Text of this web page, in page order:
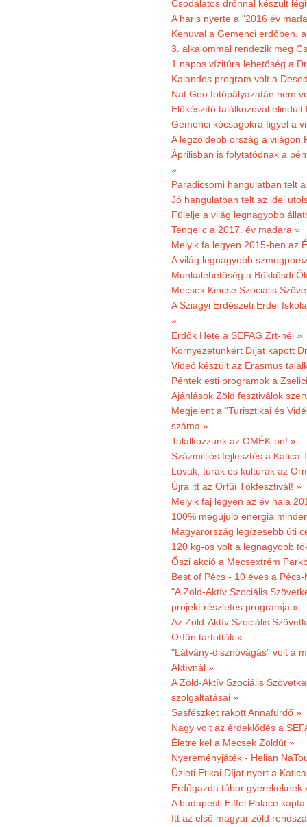
Csodálatos drónnal készült
A haris nyerte a "2016 év
Kenuval a Gemenci erdőben,
3. alkalommal rendezik meg
1 napos vízitúra lehetőség a
Kalandos program volt a
Nat Geo fotópályazatán nem
Előkészítő találkozóval
Gemenci kócsagokra figyel a
A legzöldebb ország a világon
Áprilisban is folytatódnak a
»
Paradicsomi hangulatban telt
Jó hangulatban telt az idei
Fülelje a világ legnagyobb
Tengelic a 2017. év madara »
Melyik fa legyen 2015-ben az
A világ legnagyobb
Munkalehetőség a Bükkösdi
Mecsek Kincse Szociális
A Sziágyi Erdészeti Erdei
»
Erdők Hete a SEFAG Zrt-nél »
Környezetünkért Díjat kapott
Videó készült az Erasmus
Péntek esti programok a
Ajánlások Zöld fesztiválok
Megjelent a "Turisztikai és
száma »
Találkozzunk az OMÉK-on! »
Százmilliós fejlesztés a Katica
Lovak, túrák és kultúrák az
Újra itt az Orfűi Tökfesztivál! »
Melyik faj legyen az év hala
100% megújuló energia
Magyarország legízesebb úti
120 kg-os volt a legnagyobb
Őszi akció a Mecsextrém
Best of Pécs - 10 éves a
"A Zöld-Aktív Szociális
projekt részletes programja »
Az Zöld-Aktív Szociális
Orfűn tartották »
"Látvány-disznóvágás" volt a
Aktívnál »
A Zöld-Aktív Szociális
szolgáltatásai »
Sasfészket rakott Annafürdő »
Nagy volt az érdeklődés a
Életre kel a Mecsek Zöldút »
Nyereményjáték - Helian
Üzleti Etikai Díjat nyert a
Erdőgazda tábor gyerekeknek
A budapesti Eiffel Palace
Itt az első magyar zöld